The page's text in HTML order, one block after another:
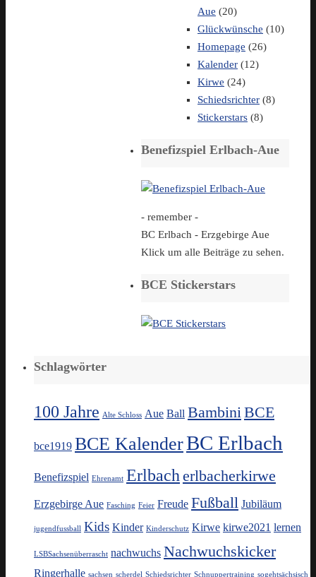
Aue (20)
Glückwünsche (10)
Homepage (26)
Kalender (12)
Kirwe (24)
Schiedsrichter (8)
Stickerstars (8)
Benefizspiel Erlbach-Aue
- remember -
BC Erlbach - Erzgebirge Aue
Klick um alle Beiträge zu sehen.
BCE Stickerstars
Schlagwörter
100 Jahre Alte Schloss Aue Ball BambiniBCE
bce1919 BCE KalenderBC Erlbach
Benefizspiel Ehrenamt Erlbach erlbacherkirwe
Erzgebirge Aue Fasching Feier Freude Fußball Jubiläum
jugendfussball Kids Kinder Kinderschutz Kirwe kirwe2021 lernen
LSBSachsenüberrascht nachwuchs Nachwuchskicker
Ringerhalle sachsen scherdel Schiedsrichter Schnuppertraining sogehtsächsisch